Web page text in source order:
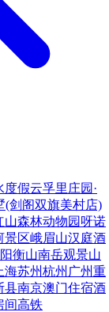
度假云孚里庄园·
剑阁双旗美村店)
山森林动物园 呀诺
景区峨眉山汉庭酒
衡山南岳观景山
海苏州杭州 广州重
县南京澳门住宿酒
间高铁